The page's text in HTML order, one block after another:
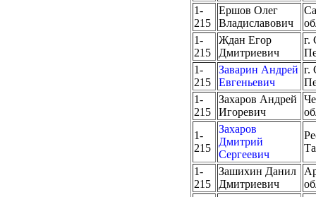
1-
215
Ершов Олег
Владиславович
1-
215
Ждан Егор
Дмитриевич
г.
1-
215
Заварин Андрей
Евгеньевич
г.
1-
215
Захаров Андрей
Игоревич
1-
215
Захаров
Дмитрий
Сергеевич
1-
215
Зашихин Данил
Дмитриевич